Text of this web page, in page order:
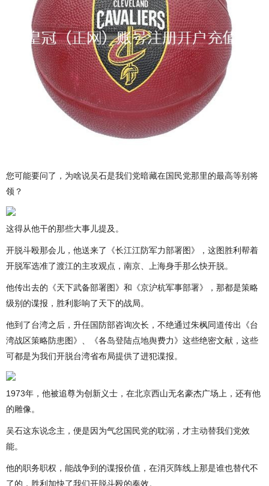
您可能要问了，为啥说吴石是我们党暗藏在国民党那里的最高等别将
领？
这得从他干的那些大事儿提及。
开脱斗殴那会儿，他送来了《长江江防军力部署图》，这图胜利帮着
开脱军选准了渡江的主攻观点，南京、上海身手那么快开脱。
他传出去的《天下武备部署图》和《京沪杭军事部署》，那都是策略
级别的谍报，胜利影响了天下的战局。
他到了台湾之后，升任国防部咨询次长，不绝通过朱枫同道传出《台
湾战区策略防患图》、《各岛登陆点地舆费力》这些绝密文献，这些
可都是为我们开脱台湾省布局提供了进犯谍报。
1973年，他被追尊为创新义士，在北京西山无名豪杰广场上，还有他
的雕像。
吴石这东说念主，便是因为气忿国民党的耽溺，才主动替我们党效
能。
他的职务职权，能战争到的谍报价值，在消灭阵线上那是谁也替代不
了的，胜利加快了我们开脱斗殴的奏效。